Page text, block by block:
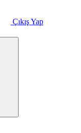
Çıkış Yap